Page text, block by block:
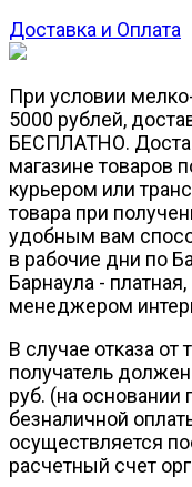
Доставка и Оплата
При условии
5000 рублей,
БЕСПЛАТНО.
магазине товаров
курьером или
товара при
удобным вам
в рабочие дни по
Барнаула -
менеджером
В случае отказа от
получатель
руб. (на основании
безналичной
осуществляется
расчетный счет